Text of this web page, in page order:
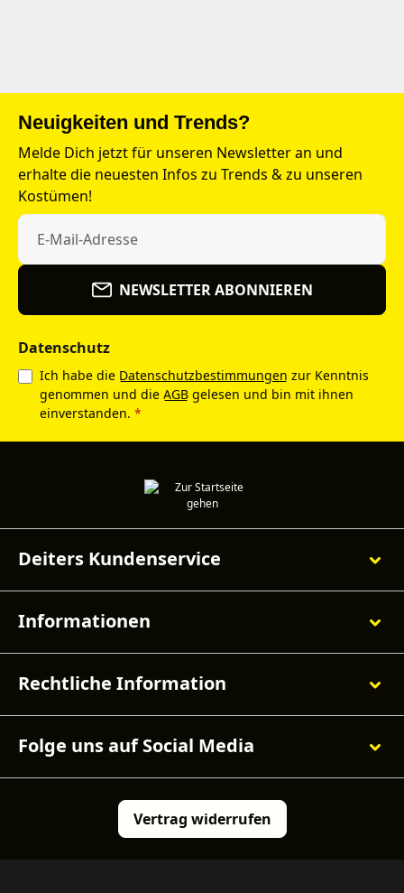
Neuigkeiten und Trends?
Melde Dich jetzt für unseren Newsletter an und
erhalte die neuesten Infos zu Trends & zu unseren
Kostümen!
NEWSLETTER ABONNIEREN
Datenschutz
Ich habe die Datenschutzbestimmungen zur Kenntnis
genommen und die AGB gelesen und bin mit ihnen
einverstanden. *
Deiters Kundenservice
Informationen
Rechtliche Information
Folge uns auf Social Media
Vertrag widerrufen